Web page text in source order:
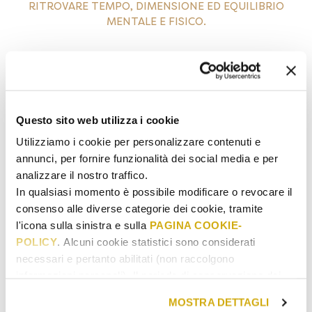
Questo sito web utilizza i cookie
Utilizziamo i cookie per personalizzare contenuti e
annunci, per fornire funzionalità dei social media e per
analizzare il nostro traffico.
In qualsiasi momento è possibile modificare o revocare il
consenso alle diverse categorie dei cookie, tramite
l'icona sulla sinistra e sulla PAGINA COOKIE-
POLICY. Alcuni cookie statistici sono considerati
necessari e pertanto abilitati (non raccolgono
MOSTRA DETTAGLI
RITROVARE TEMPO, DIMENSIONE ED EQUILIBRIO
MENTALE E FISICO.
GOLFO DI SORRENTO
CAMPANIA